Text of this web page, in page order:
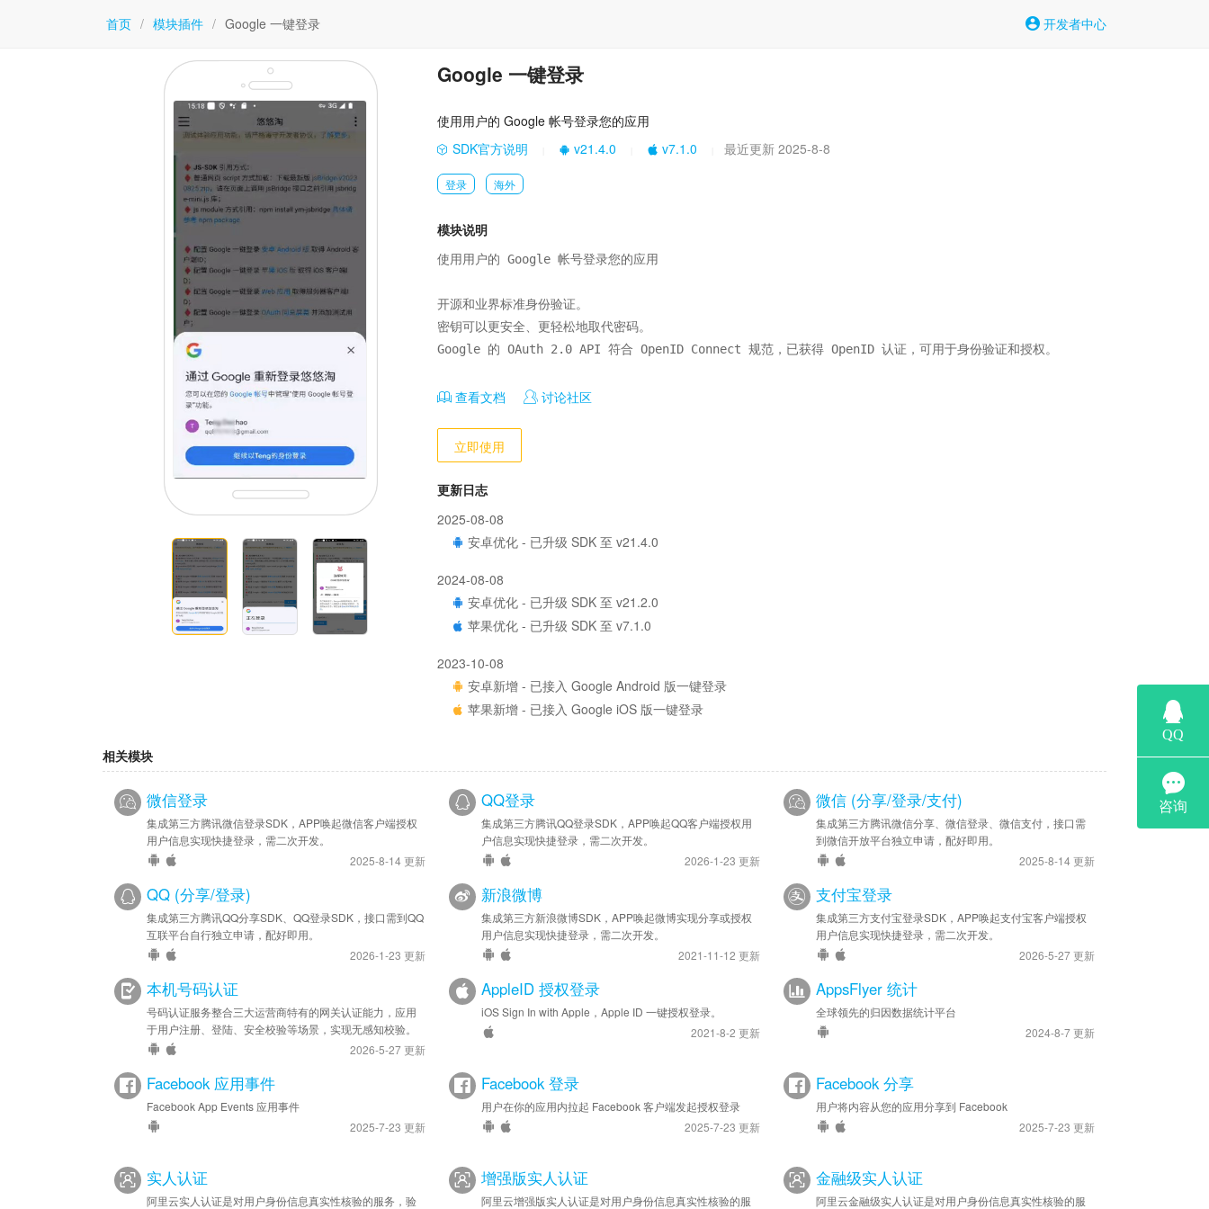
首页 / 模块插件 / Google 一键登录 开发者中心
Google 一键登录
使用用户的 Google 帐号登录您的应用
SDK官方说明
v21.4.0 v7.1.0 最近更新 2025-8-8
登录 海外
模块说明
使用用户的 Google 帐号登录您的应用
开源和业界标准身份验证。
密钥可以更安全、更轻松地取代密码。
Google 的 OAuth 2.0 API 符合 OpenID Connect 规范，已获得 OpenID 认证，可用于身份验证和授权。
查看文档 讨论社区
立即使用
更新日志
2025-08-08
安卓优化 - 已升级 SDK 至 v21.4.0
2024-08-08
安卓优化 - 已升级 SDK 至 v21.2.0
苹果优化 - 已升级 SDK 至 v7.1.0
2023-10-08
安卓新增 - 已接入 Google Android 版一键登录
苹果新增 - 已接入 Google iOS 版一键登录
相关模块
微信登录
集成第三方腾讯微信登录SDK，APP唤起微信客户端授权
用户信息实现快捷登录，需二次开发。
2025-8-14 更新
QQ登录
集成第三方腾讯QQ登录SDK，APP唤起QQ客户端授权用
户信息实现快捷登录，需二次开发。
2026-1-23 更新
微信 (分享/登录/支付)
集成第三方腾讯微信分享、微信登录、微信支付，接口需
到微信开放平台独立申请，配好即用。
2025-8-14 更新
QQ (分享/登录)
集成第三方腾讯QQ分享SDK、QQ登录SDK，接口需到QQ
互联平台自行独立申请，配好即用。
2026-1-23 更新
新浪微博
集成第三方新浪微博SDK，APP唤起微博实现分享或授权
用户信息实现快捷登录，需二次开发。
2021-11-12 更新
支付宝登录
集成第三方支付宝登录SDK，APP唤起支付宝客户端授权
用户信息实现快捷登录，需二次开发。
2026-5-27 更新
本机号码认证
号码认证服务整合三大运营商特有的网关认证能力，应用
于用户注册、登陆、安全校验等场景，实现无感知校验。
2026-5-27 更新
AppleID 授权登录
iOS Sign In with Apple，Apple ID 一键授权登录。
2021-8-2 更新
AppsFlyer 统计
全球领先的归因数据统计平台
2024-8-7 更新
Facebook 应用事件
Facebook App Events 应用事件
2025-7-23 更新
Facebook 登录
用户在你的应用内拉起 Facebook 客户端发起授权登录
2025-7-23 更新
Facebook 分享
用户将内容从您的应用分享到 Facebook
2025-7-23 更新
实人认证
阿里云实人认证是对用户身份信息真实性核验的服务，验
增强版实人认证
阿里云增强版实人认证是对用户身份信息真实性核验的服
金融级实人认证
阿里云金融级实人认证是对用户身份信息真实性核验的服